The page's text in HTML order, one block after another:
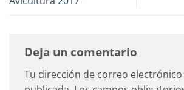
Deja un comentario
Tu dirección de correo